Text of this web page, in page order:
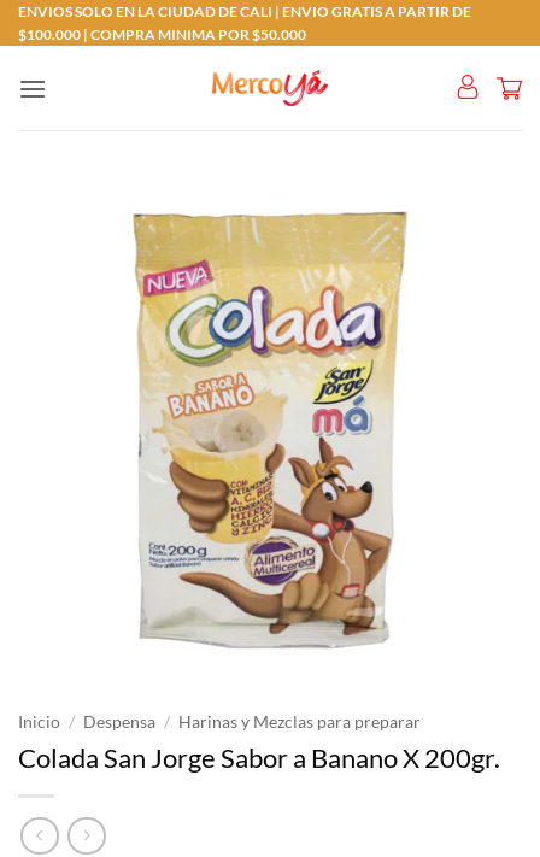
Saltar
al
ENVIOS SOLO EN LA CIUDAD DE CALI | ENVIO GRATIS A PARTIR DE
$100.000 | COMPRA MINIMA POR $50.000
Inicio / Despensa / Harinas y Mezclas para preparar
Colada San Jorge Sabor a Banano X 200gr.